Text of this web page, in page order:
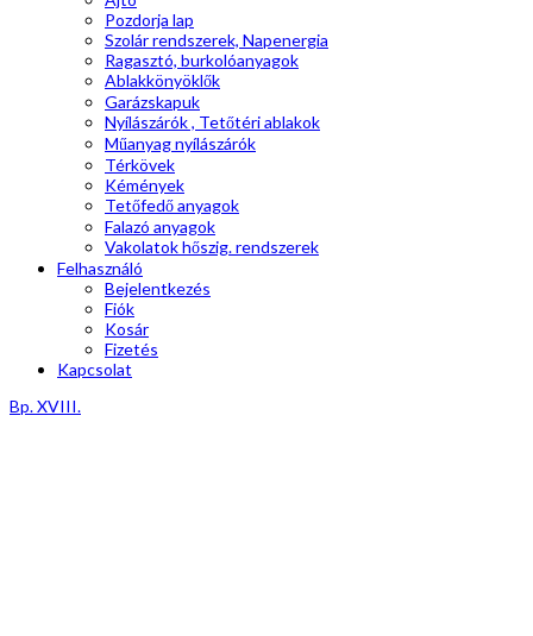
Pozdorja lap
Szolár rendszerek, Napenergia
Ragasztó, burkolóanyagok
Ablakkönyöklők
Garázskapuk
Nyílászárók , Tetőtéri ablakok
Műanyag nyílászárók
Térkövek
Kémények
Tetőfedő anyagok
Falazó anyagok
Vakolatok hőszig. rendszerek
Felhasználó
Bejelentkezés
Fiók
Kosár
Fizetés
Kapcsolat
Bp. XVIII.